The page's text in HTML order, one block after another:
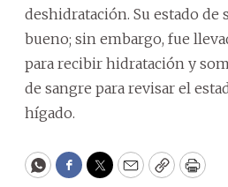
deshidratación. Su estado de
bueno; sin embargo, fue
para recibir hidratación y
de sangre para revisar el
hígado.
WhatsApp
Facebook
Twitter
EmailCopyPrint